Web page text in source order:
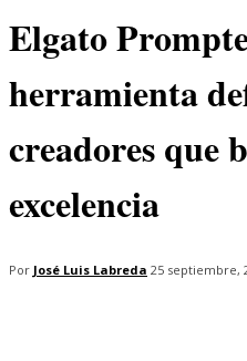
Elgato
herramienta
creadores que
excelencia
Por José Luis Labreda 25 septiembre,